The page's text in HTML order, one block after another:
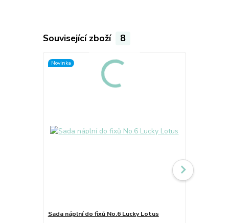
Související zboží 8
Novinka
Sada náplní do fixů No.6 Lucky Lotus